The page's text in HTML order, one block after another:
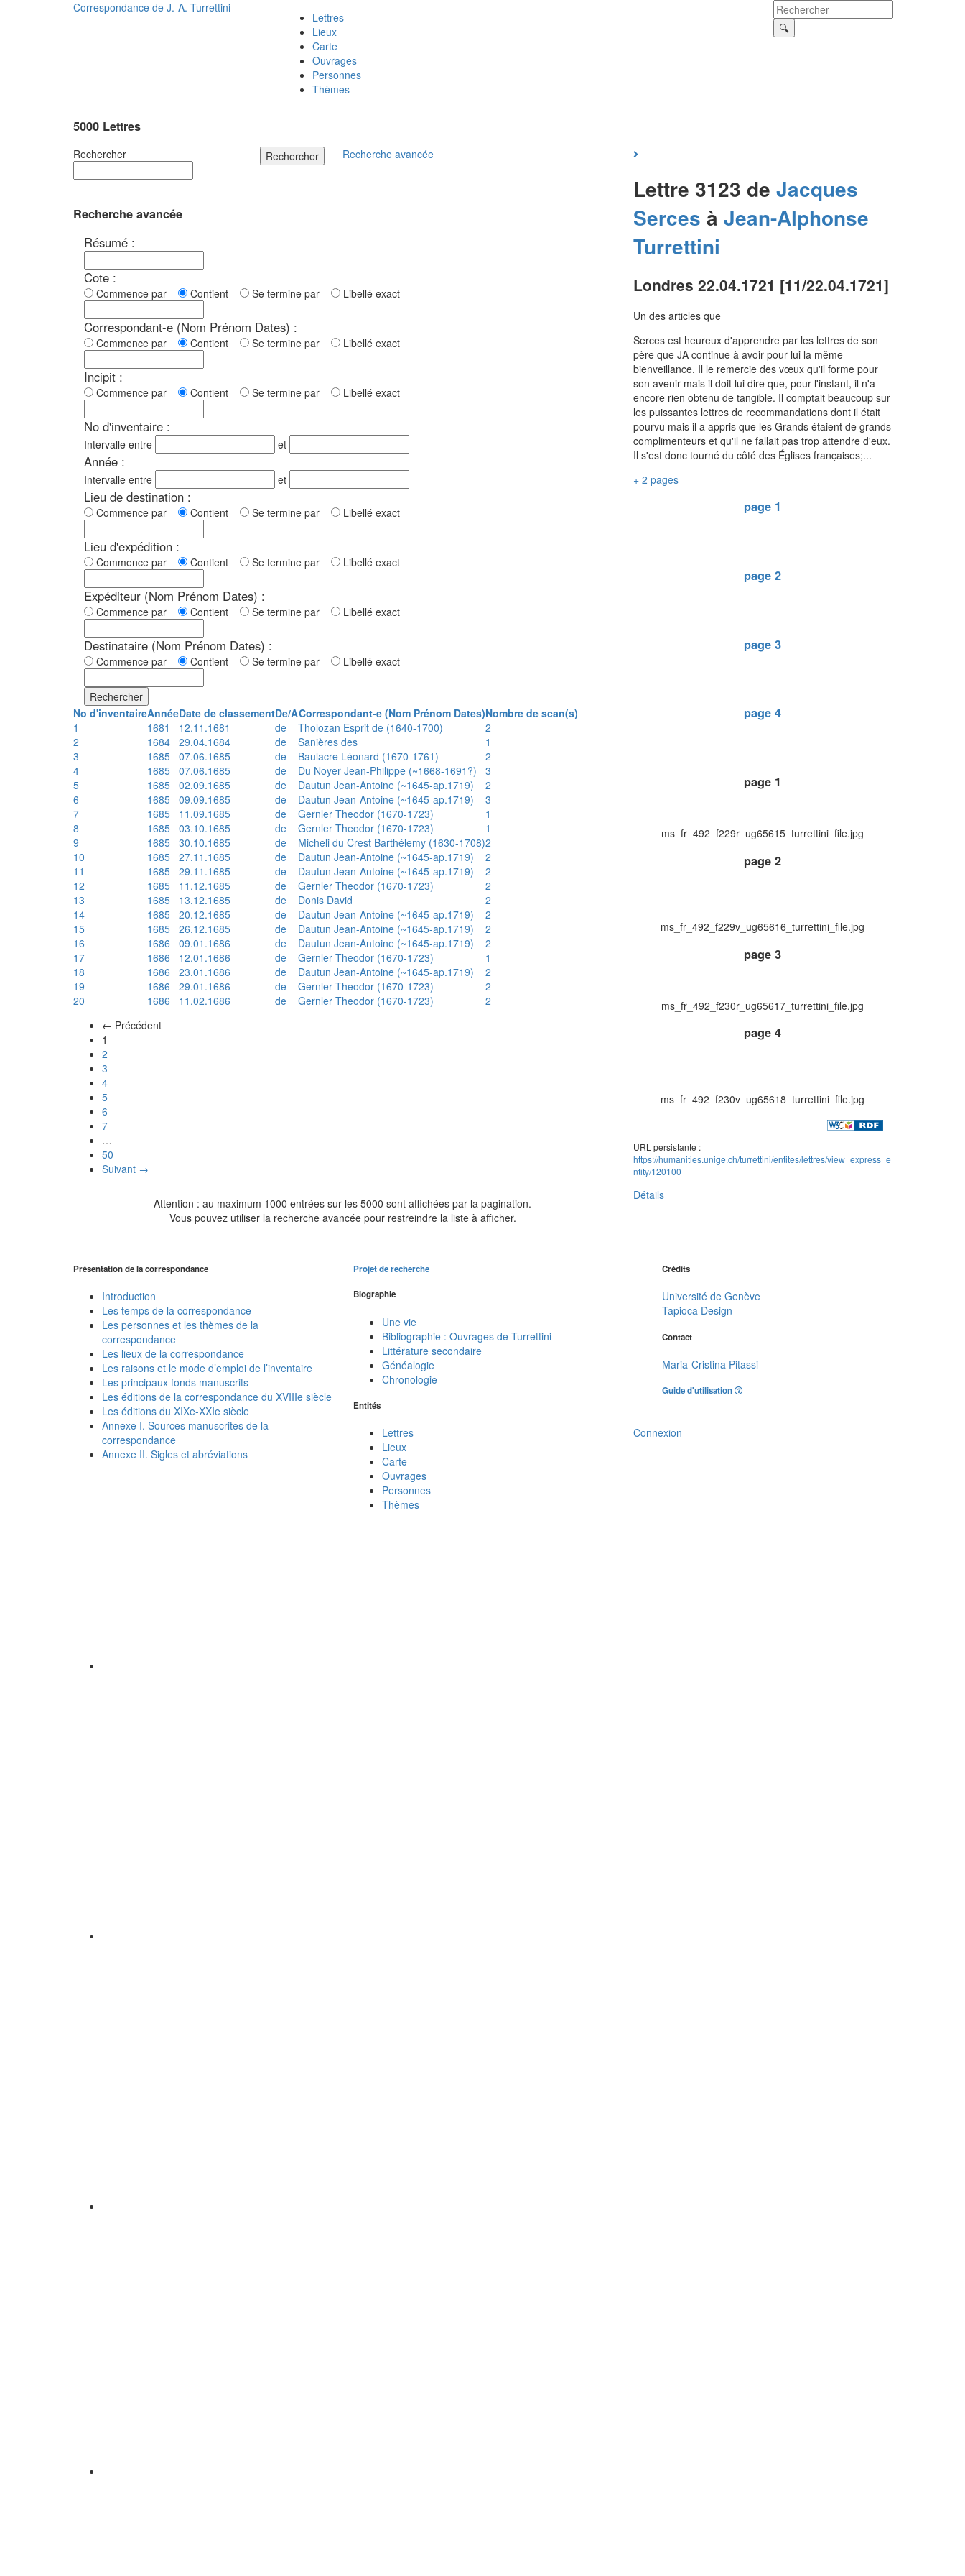
Correspondance de J.-A. Turrettini
Lettres
Lieux
Carte
Ouvrages
Personnes
Thèmes
5000 Lettres
Rechercher Rechercher Recherche avancée
Recherche avancée
Résumé :
Cote :
Commence par Contient Se termine par Libellé exact
Correspondant-e (Nom Prénom Dates) :
Commence par Contient Se termine par Libellé exact
Incipit :
Commence par Contient Se termine par Libellé exact
No d'inventaire :
Intervalle entre et
Année :
Intervalle entre et
Lieu de destination :
Commence par Contient Se termine par Libellé exact
Lieu d'expédition :
Commence par Contient Se termine par Libellé exact
Expéditeur (Nom Prénom Dates) :
Commence par Contient Se termine par Libellé exact
Destinataire (Nom Prénom Dates) :
Commence par Contient Se termine par Libellé exact
Rechercher
No d'inventaireAnnéeDate de classementDe/ACorrespondant-e (Nom Prénom Dates)Nombre de scan(s)
1
1681 12.11.1681 de Tholozan Esprit de (1640-1700)
2
2
1684 29.04.1684 de Sanières des
1
3
1685 07.06.1685 de Baulacre Léonard (1670-1761)
2
4
1685 07.06.1685 de Du Noyer Jean-Philippe (~1668-1691?)
3
5
1685 02.09.1685 de Dautun Jean-Antoine (~1645-ap.1719)
2
6
1685 09.09.1685 de Dautun Jean-Antoine (~1645-ap.1719)
3
7
1685 11.09.1685 de Gernler Theodor (1670-1723)
1
8
1685 03.10.1685 de Gernler Theodor (1670-1723)
1
9
1685 30.10.1685 de Micheli du Crest Barthélemy (1630-1708)2
10
1685 27.11.1685 de Dautun Jean-Antoine (~1645-ap.1719)
2
11
1685 29.11.1685 de Dautun Jean-Antoine (~1645-ap.1719)
2
12
1685 11.12.1685 de Gernler Theodor (1670-1723)
2
13
1685 13.12.1685 de Donis David
2
14
1685 20.12.1685 de Dautun Jean-Antoine (~1645-ap.1719)
2
15
1685 26.12.1685 de Dautun Jean-Antoine (~1645-ap.1719)
2
16
1686 09.01.1686 de Dautun Jean-Antoine (~1645-ap.1719)
2
17
1686 12.01.1686 de Gernler Theodor (1670-1723)
1
18
1686 23.01.1686 de Dautun Jean-Antoine (~1645-ap.1719)
2
19
1686 29.01.1686 de Gernler Theodor (1670-1723)
2
20
1686 11.02.1686 de Gernler Theodor (1670-1723)
2
← Précédent
1
2
3
4
5
6
7
…
50
Suivant →
Attention : au maximum 1000 entrées sur les 5000 sont affichées par la pagination.
Vous pouvez utiliser la recherche avancée pour restreindre la liste à afficher.
Lettre 3123 de Jacques
Serces à Jean-Alphonse
Turrettini
Londres 22.04.1721 [11/22.04.1721]
Un des articles que
Serces est heureux d'apprendre par les lettres de son
père que JA continue à avoir pour lui la même
bienveillance. Il le remercie des vœux qu'il forme pour
son avenir mais il doit lui dire que, pour l'instant, il n'a
encore rien obtenu de tangible. Il comptait beaucoup sur
les puissantes lettres de recommandations dont il était
pourvu mais il a appris que les Grands étaient de grands
complimenteurs et qu'il ne fallait pas trop attendre d'eux.
Il s'est donc tourné du côté des Églises françaises;...
+ 2 pages
page 1
page 2
page 3
page 4
page 1
ms_fr_492_f229r_ug65615_turrettini_file.jpg
page 2
ms_fr_492_f229v_ug65616_turrettini_file.jpg
page 3
ms_fr_492_f230r_ug65617_turrettini_file.jpg
page 4
ms_fr_492_f230v_ug65618_turrettini_file.jpg
URL persistante :
https://humanities.unige.ch/turrettini/entites/lettres/view_express_e
ntity/120100
Détails
Présentation de la correspondance
Introduction
Les temps de la correspondance
Les personnes et les thèmes de la
correspondance
Les lieux de la correspondance
Les raisons et le mode d’emploi de l’inventaire
Les principaux fonds manuscrits
Les éditions de la correspondance du XVIIIe siècle
Les éditions du XIXe-XXIe siècle
Annexe I. Sources manuscrites de la
correspondance
Annexe II. Sigles et abréviations
Projet de recherche
Biographie
Une vie
Bibliographie : Ouvrages de Turrettini
Littérature secondaire
Généalogie
Chronologie
Entités
Lettres
Lieux
Carte
Ouvrages
Personnes
Thèmes
Crédits
Université de Genève
Tapioca Design
Contact
Maria-Cristina Pitassi
Guide d'utilisation
Connexion